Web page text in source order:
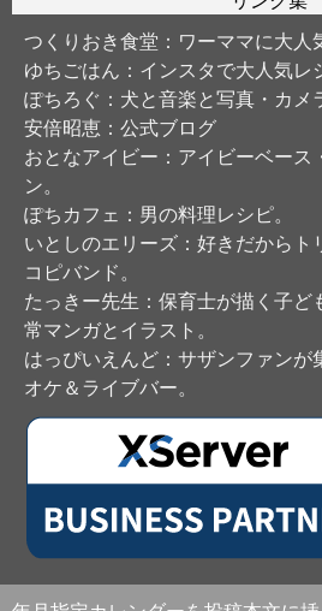
つくりおき食堂 ：ワーママに大人
ゆちごはん ：インスタで大人気レ
ぽちろぐ ：犬と音楽と写真・カメ
安倍昭恵 ：公式ブログ
おとなアイビー ：アイビーベー
ン。
ぽちカフェ ：男の料理レシピ。
いとしのエリーズ ：好きだから
コピバンド。
たっきー先生 ：保育士が描く子
常マンガとイラスト。
はっぴいえんど ：サザンファン
オケ＆ライブバー。